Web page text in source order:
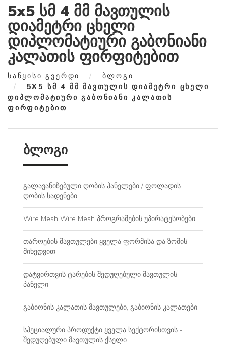
5x5 სმ 4 მმ მავთულის
დიამეტრი ცხელი
დიპლომატიური გაბონიანი
კალათის ფირფიტებით
ᲡᲐᲬᲧᲘᲡᲘ ᲒᲕᲔᲠᲓᲘ
ᲑᲚᲝᲒᲘ
5X5 ᲡᲛ 4 ᲛᲛ ᲛᲐᲕᲗᲣᲚᲘᲡ ᲓᲘᲐᲛᲔᲢᲠᲘ ᲪᲮᲔᲚᲘ
ᲓᲘᲞᲚᲝᲛᲐᲢᲘᲣᲠᲘ ᲒᲐᲑᲝᲜᲘᲐᲜᲘ ᲙᲐᲚᲐᲗᲘᲡ
ᲤᲘᲠᲤᲘᲢᲔᲑᲘᲗ
ბლოგი
გალავანიზებული ღობის პანელები / ფოლადის
ღობის სადენები
Wire Mesh Wire Mesh პროგრამების უპირატესობები
თაროების მავთულები ყველა ფორმისა და ზომის
მიხედვით
დატვირთვის ტარების შედუღებული მავთულის
პანელი
გაბიონის კალათის მავთულები, გაბიონის კალათები
სპეციალური პროდუქტი ყველა სექტორისთვის -
შედუღებული მავთულის ქსელი